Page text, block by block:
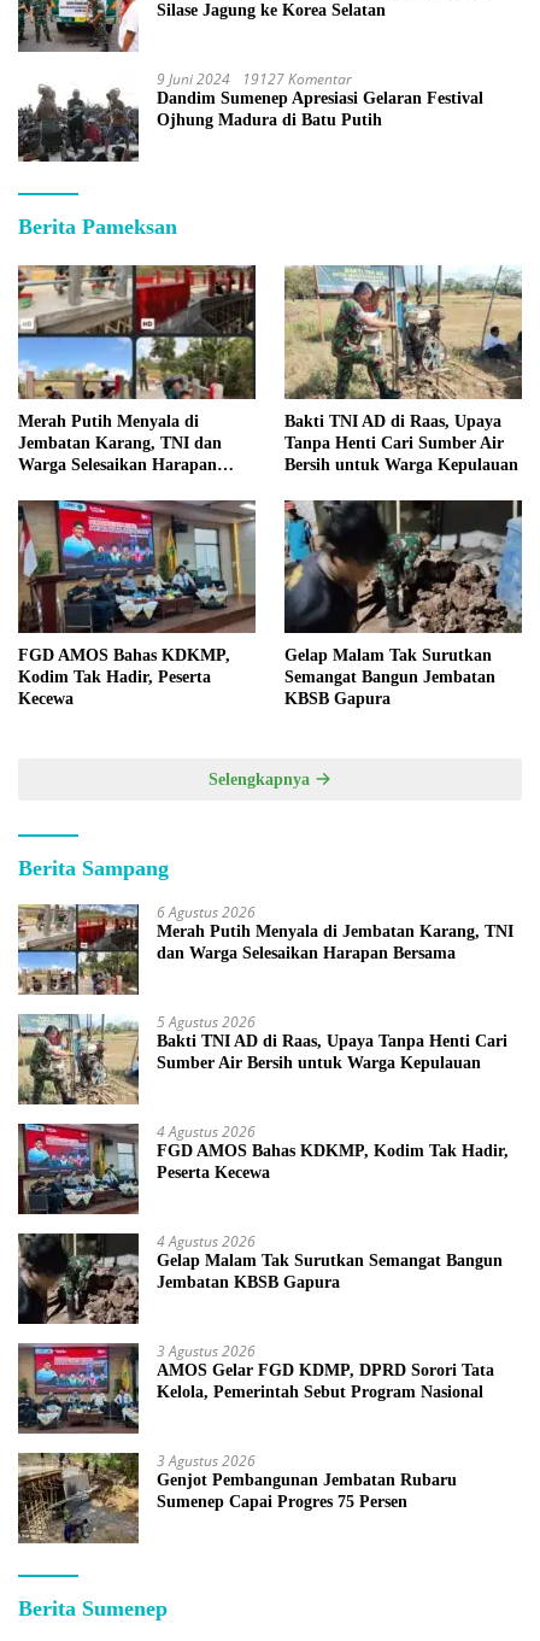
Silase Jagung ke Korea Selatan
9 Juni 2024 19127 Komentar
Dandim Sumenep Apresiasi Gelaran Festival
Ojhung Madura di Batu Putih
Berita Pameksan
Merah Putih Menyala di
Jembatan Karang, TNI dan
Warga Selesaikan Harapan
Bakti TNI AD di Raas, Upaya
Tanpa Henti Cari Sumber Air
Bersih untuk Warga Kepulauan
FGD AMOS Bahas KDKMP,
Kodim Tak Hadir, Peserta
Kecewa
Gelap Malam Tak Surutkan
Semangat Bangun Jembatan
KBSB Gapura
Selengkapnya
Berita Sampang
6 Agustus 2026
Merah Putih Menyala di Jembatan Karang, TNI
dan Warga Selesaikan Harapan Bersama
5 Agustus 2026
Bakti TNI AD di Raas, Upaya Tanpa Henti Cari
Sumber Air Bersih untuk Warga Kepulauan
4 Agustus 2026
FGD AMOS Bahas KDKMP, Kodim Tak Hadir,
Peserta Kecewa
4 Agustus 2026
Gelap Malam Tak Surutkan Semangat Bangun
Jembatan KBSB Gapura
3 Agustus 2026
AMOS Gelar FGD KDMP, DPRD Sorori Tata
Kelola, Pemerintah Sebut Program Nasional
3 Agustus 2026
Genjot Pembangunan Jembatan Rubaru
Sumenep Capai Progres 75 Persen
Berita Sumenep